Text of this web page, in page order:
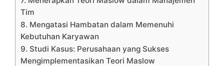
Tim
8. Mengatasi Hambatan dalam Memenuhi
Kebutuhan Karyawan
9. Studi Kasus: Perusahaan yang Sukses
Mengimplementasikan Teori Maslow